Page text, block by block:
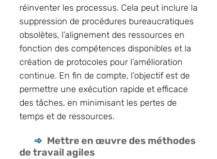
réinventer les processus. Cela peut inclure la
suppression de procédures bureaucratiques
obsolètes, l’alignement des ressources en
fonction des compétences disponibles et la
création de protocoles pour l’amélioration
continue. En fin de compte, l’objectif est de
permettre une exécution rapide et efficace
des tâches, en minimisant les pertes de
temps et de ressources.
Mettre en œuvre des méthodes
de travail agiles